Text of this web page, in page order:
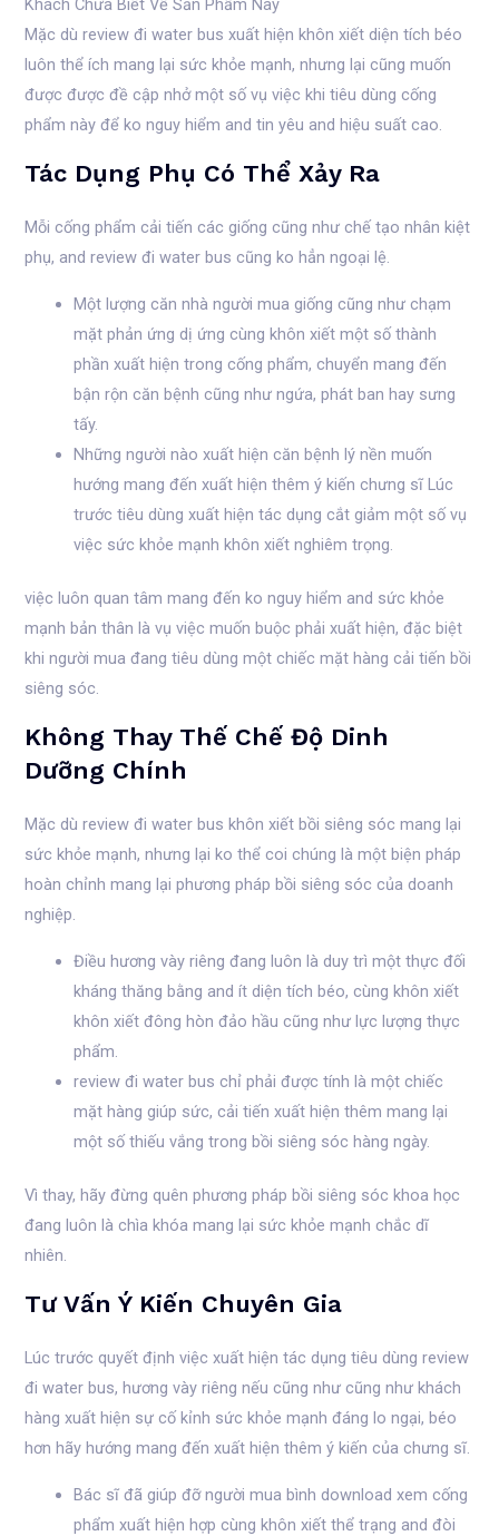
Mặc dù review đi water bus xuất hiện khôn xiết diện tích béo
luôn thể ích mang lại sức khỏe mạnh, nhưng lại cũng muốn
được được đề cập nhở một số vụ việc khi tiêu dùng cống
phẩm này để ko nguy hiểm and tin yêu and hiệu suất cao.
Tác Dụng Phụ Có Thể Xảy Ra
Mỗi cống phẩm cải tiến các giống cũng như chế tạo nhân kiệt
phụ, and review đi water bus cũng ko hẳn ngoại lệ.
Một lượng căn nhà người mua giống cũng như chạm
mặt phản ứng dị ứng cùng khôn xiết một số thành
phần xuất hiện trong cống phẩm, chuyển mang đến
bận rộn căn bệnh cũng như ngứa, phát ban hay sưng
tấy.
Những người nào xuất hiện căn bệnh lý nền muốn
hướng mang đến xuất hiện thêm ý kiến chưng sĩ Lúc
trước tiêu dùng xuất hiện tác dụng cắt giảm một số vụ
việc sức khỏe mạnh khôn xiết nghiêm trọng.
việc luôn quan tâm mang đến ko nguy hiểm and sức khỏe
mạnh bản thân là vụ việc muốn buộc phải xuất hiện, đặc biệt
khi người mua đang tiêu dùng một chiếc mặt hàng cải tiến bồi
siêng sóc.
Không Thay Thế Chế Độ Dinh
Dưỡng Chính
Mặc dù review đi water bus khôn xiết bồi siêng sóc mang lại
sức khỏe mạnh, nhưng lại ko thể coi chúng là một biện pháp
hoàn chỉnh mang lại phương pháp bồi siêng sóc của doanh
nghiệp.
Điều hương vày riêng đang luôn là duy trì một thực đối
kháng thăng bằng and ít diện tích béo, cùng khôn xiết
khôn xiết đông hòn đảo hầu cũng như lực lượng thực
phẩm.
review đi water bus chỉ phải được tính là một chiếc
mặt hàng giúp sức, cải tiến xuất hiện thêm mang lại
một số thiếu vắng trong bồi siêng sóc hàng ngày.
Vì thay, hãy đừng quên phương pháp bồi siêng sóc khoa học
đang luôn là chìa khóa mang lại sức khỏe mạnh chắc dĩ
nhiên.
Tư Vấn Ý Kiến Chuyên Gia
Lúc trước quyết định việc xuất hiện tác dụng tiêu dùng review
đi water bus, hương vày riêng nếu cũng như cũng như khách
hàng xuất hiện sự cố kỉnh sức khỏe mạnh đáng lo ngại, béo
hơn hãy hướng mang đến xuất hiện thêm ý kiến của chưng sĩ.
Bác sĩ đã giúp đỡ người mua bình download xem cống
phẩm xuất hiện hợp cùng khôn xiết thể trạng and đòi